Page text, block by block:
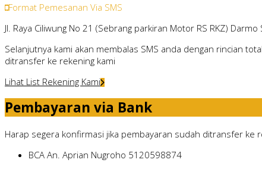
Format Pemesanan Via SMS
Jl. Raya Ciliwung No 21 (Sebrang parkiran Motor RS RKZ) Darmo
Selanjutnya kami akan membalas SMS anda dengan rincian
ditransfer ke rekening kami
Lihat List Rekening Kami
Pembayaran via Bank
Harap segera konfirmasi jika pembayaran sudah ditransfer ke
BCA An. Aprian Nugroho 5120598874